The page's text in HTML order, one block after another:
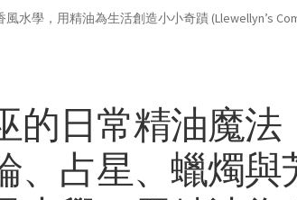
Оформление заказа Услуги
水學，用精油為生活創造小小奇蹟 (Llewellyn’s
的日常精油魔法
、占星、蠟燭與